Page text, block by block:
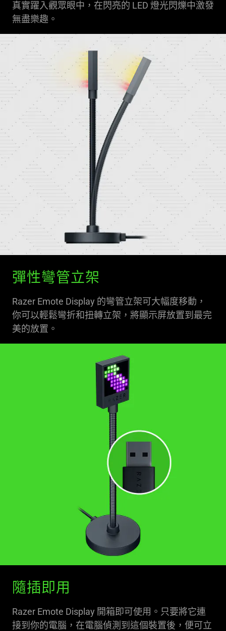
真實躍入觀眾眼中，在閃亮的 LED 燈光閃爍中激發
無盡樂趣。
彈性彎管立架
Razer Emote Display 的彎管立架可大幅度移動，
你可以輕鬆彎折和扭轉立架，將顯示屏放置到最完
美的放置。
隨插即用
Razer Emote Display 開箱即可使用。只要將它連
接到你的電腦，在電腦偵測到這個裝置後，便可立